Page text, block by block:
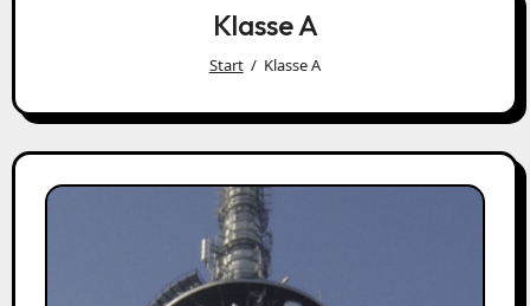
Klasse A
Start Klasse A